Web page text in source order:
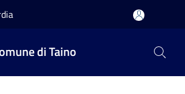
di Taino